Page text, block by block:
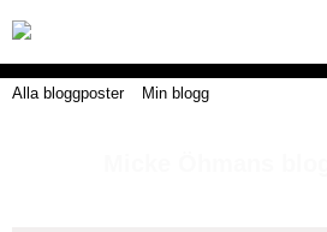
Alla bloggposter Min blogg